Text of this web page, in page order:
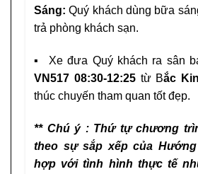
Sáng: Quý khách dùng bữa
trả phòng khách sạn.
▪ Xe đưa Quý khách ra sân
VN517 08:30-12:25từ Bắc
thúc chuyến tham quan tốt đẹp.
** Chú ý : Thứ tự chương
theo sự sắp xếp của
hợp với tình hình thực tế